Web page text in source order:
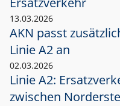
13.03.2026
AKN passt
Linie A2 an
02.03.2026
Linie A2:
zwischen